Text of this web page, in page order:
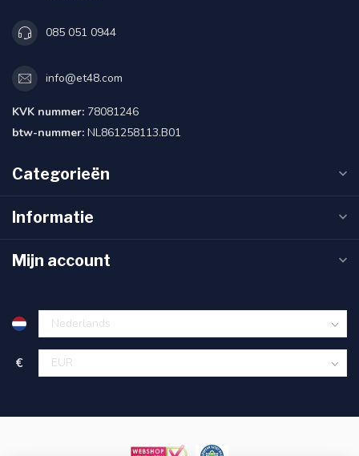
085 051 0944
info@et48.com
KVK nummer: 78081246
btw-nummer: NL861258113.B01
Categorieën
Informatie
Mijn account
€